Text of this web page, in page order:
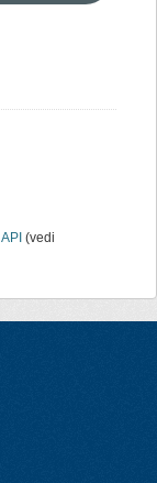
API (vedi